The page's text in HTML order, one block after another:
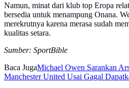
Namun, minat dari klub top Eropa
bersedia untuk menampung Onana.
merekrutnya karena merasa sudah
kualitas setara.
Sumber: SportBible
Baca JugaMichael Owen Sarankan
Manchester United Usai Gagal